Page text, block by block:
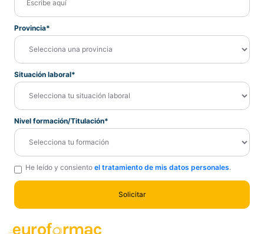
Provincia*
Situación laboral*
Nivel formación/Titulación*
He leído y consiento el tratamiento de mis datos personales.